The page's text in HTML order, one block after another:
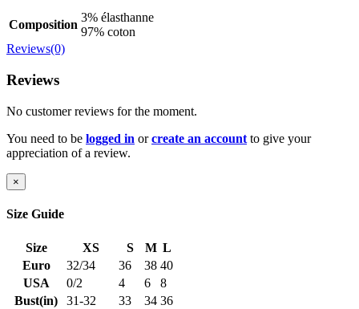
Composition
3% élasthanne
97% coton
Reviews(0)
Reviews
No customer reviews for the moment.
You need to be logged in orcreate an account to give your
appreciation of a review.
×
Size Guide
Size XS S M L
Euro
32/34 36 38 40
USA
0/2 4 6
8
Bust(in)
31-32 33 34 36